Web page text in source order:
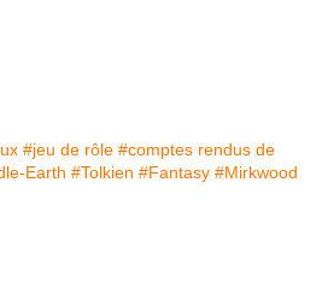
#jeu de rôle #comptes rendus de
Earth #Tolkien #Fantasy #Mirkwood